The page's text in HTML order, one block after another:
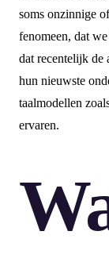
soms onzinnige
fenomeen, dat
dat recentelijk de
hun nieuwste
taalmodellen
ervaren.